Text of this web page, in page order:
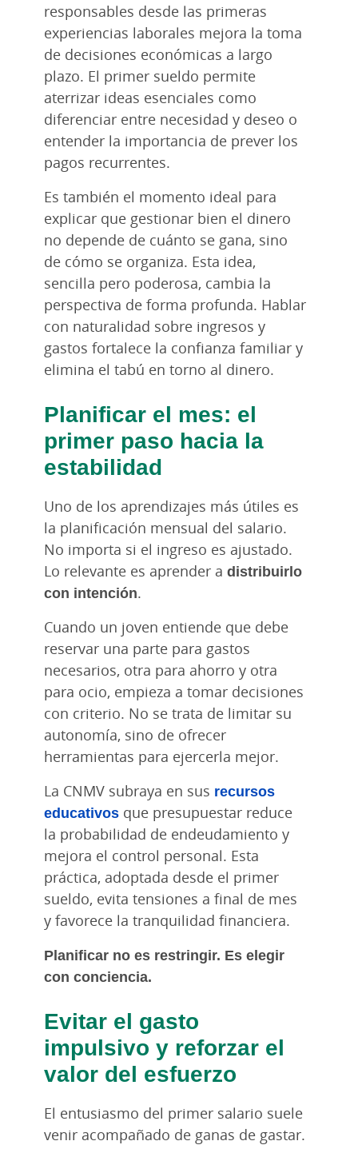
responsables desde las primeras
experiencias laborales mejora la toma
de decisiones económicas a largo
plazo. El primer sueldo permite
aterrizar ideas esenciales como
diferenciar entre necesidad y deseo o
entender la importancia de prever los
pagos recurrentes.
Es también el momento ideal para
explicar que gestionar bien el dinero
no depende de cuánto se gana, sino
de cómo se organiza. Esta idea,
sencilla pero poderosa, cambia la
perspectiva de forma profunda. Hablar
con naturalidad sobre ingresos y
gastos fortalece la confianza familiar y
elimina el tabú en torno al dinero.
Planificar el mes: el
primer paso hacia la
estabilidad
Uno de los aprendizajes más útiles es
la planificación mensual del salario.
No importa si el ingreso es ajustado.
Lo relevante es aprender a distribuirlo
con intención.
Cuando un joven entiende que debe
reservar una parte para gastos
necesarios, otra para ahorro y otra
para ocio, empieza a tomar decisiones
con criterio. No se trata de limitar su
autonomía, sino de ofrecer
herramientas para ejercerla mejor.
La CNMV subraya en sus recursos
educativos que presupuestar reduce
la probabilidad de endeudamiento y
mejora el control personal. Esta
práctica, adoptada desde el primer
sueldo, evita tensiones a final de mes
y favorece la tranquilidad financiera.
Planificar no es restringir. Es elegir
con conciencia.
Evitar el gasto
impulsivo y reforzar el
valor del esfuerzo
El entusiasmo del primer salario suele
venir acompañado de ganas de gastar.